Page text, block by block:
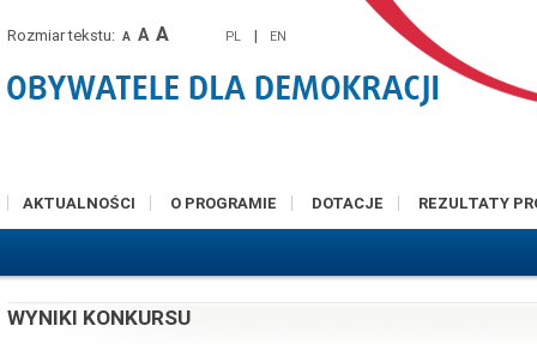
Rozmiar tekstu: A A A PL | EN
AKTUALNOŚCI O PROGRAMIE DOTACJE REZULTATY
WYNIKI KONKURSU